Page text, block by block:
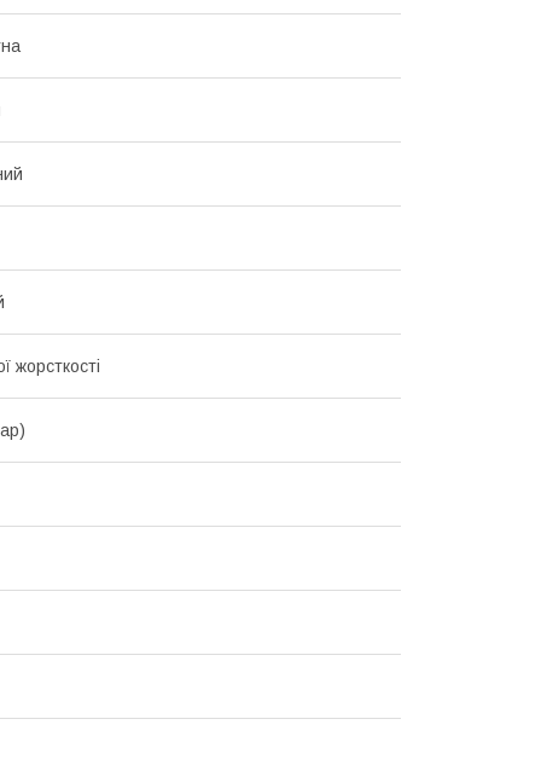
жорсткості